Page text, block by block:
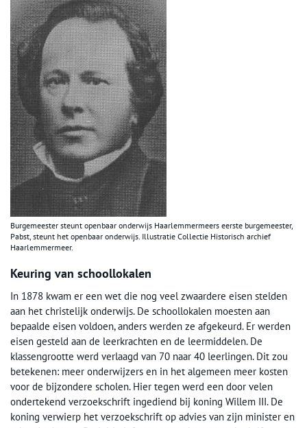
Burgemeester steunt openbaar onderwijs Haarlemmermeers eerste burgemeester,
Pabst, steunt het openbaar onderwijs. Illustratie Collectie Historisch archief
Haarlemmermeer.
Keuring van schoollokalen
In 1878 kwam er een wet die nog veel zwaardere eisen stelden
aan het christelijk onderwijs. De schoollokalen moesten aan
bepaalde eisen voldoen, anders werden ze afgekeurd. Er werden
eisen gesteld aan de leerkrachten en de leermiddelen. De
klassengrootte werd verlaagd van 70 naar 40 leerlingen. Dit zou
betekenen: meer onderwijzers en in het algemeen meer kosten
voor de bijzondere scholen. Hier tegen werd een door velen
ondertekend verzoekschrift ingediend bij koning Willem III. De
koning verwierp het verzoekschrift op advies van zijn minister en